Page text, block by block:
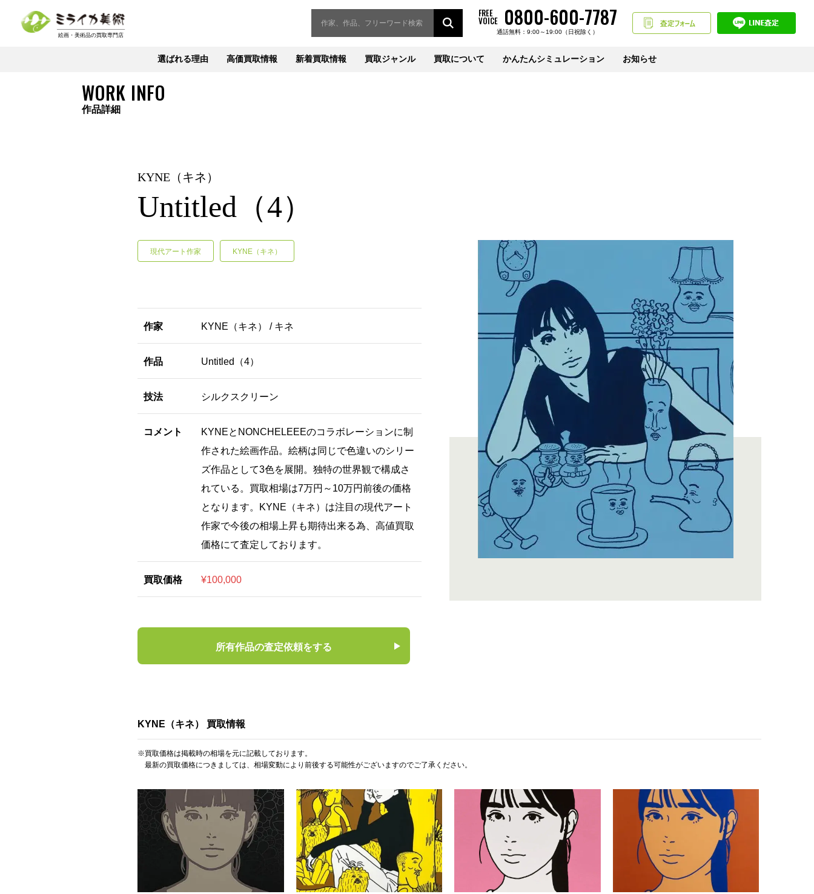
FREE
VOICE 0800-600-7787
通話無料：9:00～19:00（日祝除く）
選ばれる理由 高価買取情報 新着買取情報 買取ジャンル 買取について かんたんシミュレーション お知らせ
WORK INFO
作品詳細
KYNE（キネ）
Untitled（4）
現代アート作家 KYNE（キネ）
作家 KYNE（キネ） / キネ
作品 Untitled（4）
技法 シルクスクリーン
コメント
KYNEとNONCHELEEEのコラボレーションに制
作された絵画作品。絵柄は同じで色違いのシリー
ズ作品として3色を展開。独特の世界観で構成さ
れている。買取相場は7万円～10万円前後の価格
となります。KYNE（キネ）は注目の現代アート
作家で今後の相場上昇も期待出来る為、高値買取
価格にて査定しております。
買取価格 ¥100,000
所有作品の査定依頼をする
KYNE（キネ） 買取情報
※買取価格は掲載時の相場を元に記載しております。
最新の買取価格につきましては、相場変動により前後する可能性がございますのでご了承ください。